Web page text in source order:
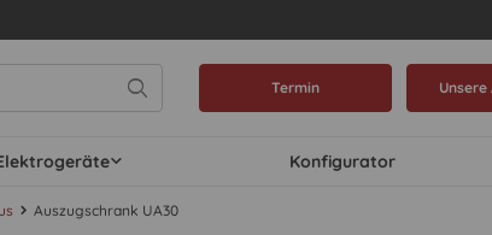
Termin
Konfigurator
Auszugschrank UA30